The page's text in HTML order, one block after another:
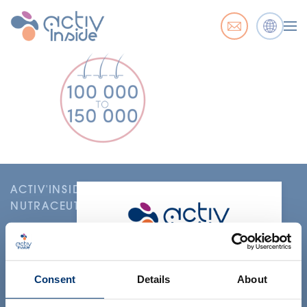
Consent Details About
Merci de sélectionner votre
marché
Global USA
ACTIV'INSIDE: UPGRADE YOUR
NUTRACEUTICALS